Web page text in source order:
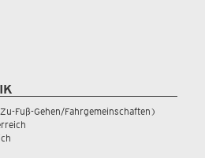
Fuß-Gehen/Fahrgemeinschaften)